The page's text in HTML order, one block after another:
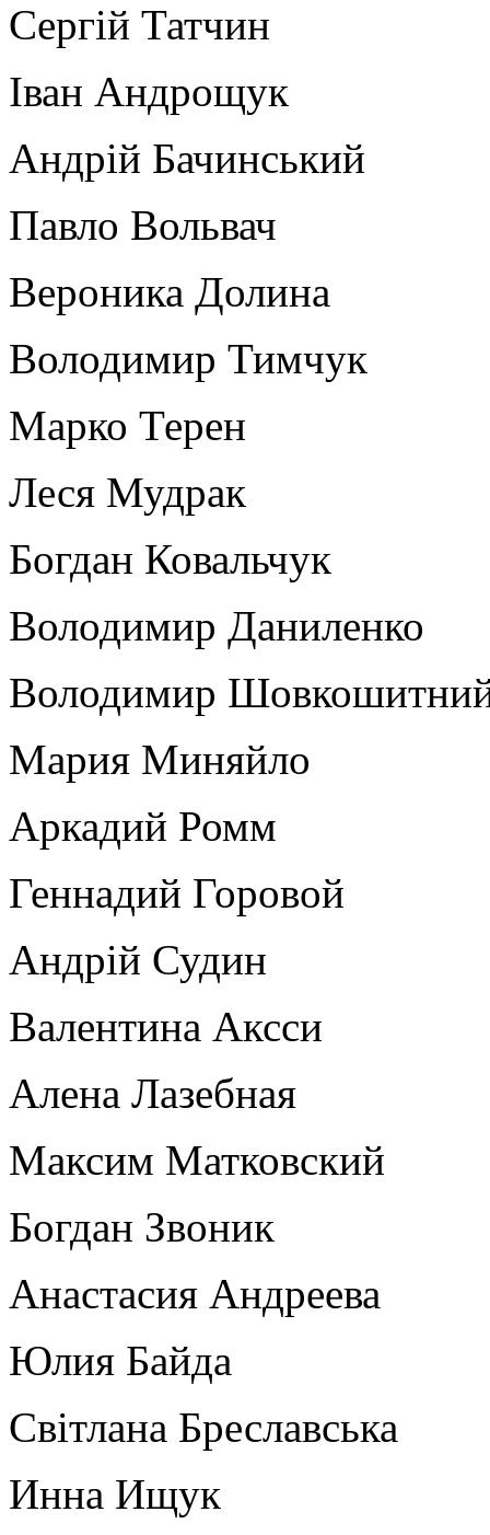
Сергій Татчин
Іван Андрощук
Андрій Бачинський
Павло Вольвач
Вероника Долина
Володимир Тимчук
Марко Терен
Леся Мудрак
Богдан Ковальчук
Володимир Даниленко
Володимир
Мария Миняйло
Аркадий Ромм
Геннадий Горовой
Андрій Судин
Валентина Аксси
Алена Лазебная
Максим Матковский
Богдан Звоник
Анастасия Андреева
Юлия Байда
Світлана Бреславська
Инна Ищук